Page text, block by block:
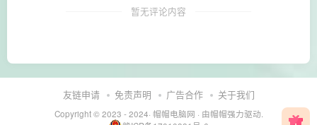
暂无评论内容
友链申请 免责声明 广告合作 关于我们
Copyright © 2023 - 2024· 帽帽电脑网 · 由帽帽强力驱动.